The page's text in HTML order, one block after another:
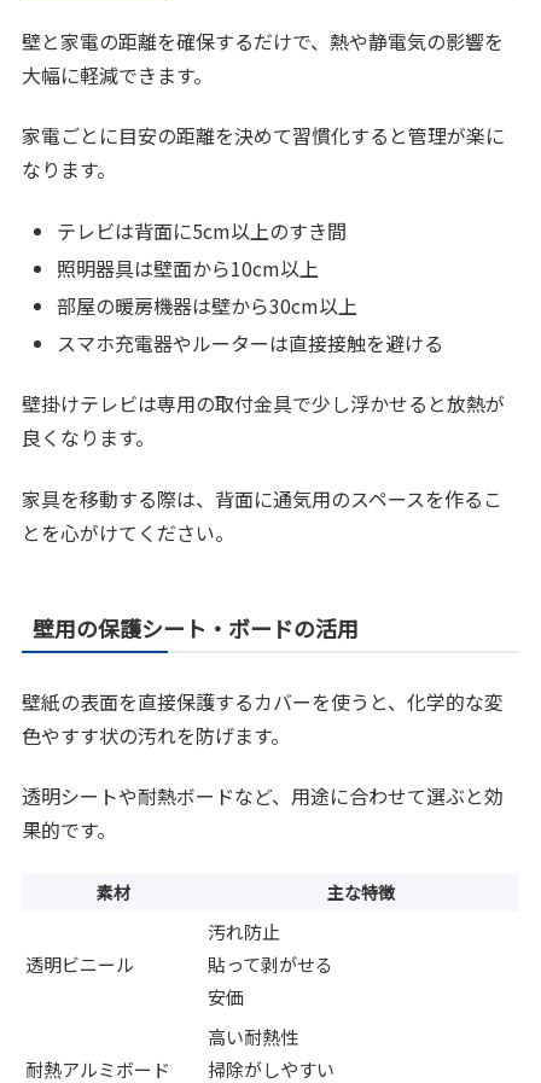
壁と家電の距離を確保するだけで、熱や静電気の影響を
大幅に軽減できます。
家電ごとに目安の距離を決めて習慣化すると管理が楽に
なります。
テレビは背面に5cm以上のすき間
照明器具は壁面から10cm以上
部屋の暖房機器は壁から30cm以上
スマホ充電器やルーターは直接接触を避ける
壁掛けテレビは専用の取付金具で少し浮かせると放熱が
良くなります。
家具を移動する際は、背面に通気用のスペースを作るこ
とを心がけてください。
壁用の保護シート・ボードの活用
壁紙の表面を直接保護するカバーを使うと、化学的な変
色やすす状の汚れを防げます。
透明シートや耐熱ボードなど、用途に合わせて選ぶと効
果的です。
素材 主な特徴
透明ビニール
汚れ防止
貼って剥がせる
安価
耐熱アルミボード
高い耐熱性
掃除がしやすい